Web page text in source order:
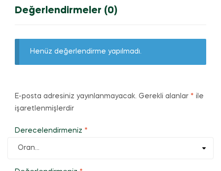
Değerlendirmeler (0)
Henüz değerlendirme yapılmadı.
E-posta adresiniz yayınlanmayacak. Gerekli alanlar * ile
işaretlenmişlerdir
Derecelendirmeniz *